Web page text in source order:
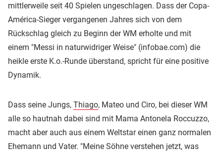
mittlerweile seit 40 Spielen ungeschlagen. Dass der Copa-
América-Sieger vergangenen Jahres sich von dem
Rückschlag gleich zu Beginn der WM erholte und mit
einem "Messi in naturwidriger Weise" (infobae.com) die
heikle erste K.o.-Runde überstand, spricht für eine positive
Dynamik.
Dass seine Jungs, Thiago, Mateo und Ciro, bei dieser WM
alle so hautnah dabei sind mit Mama Antonela Roccuzzo,
macht aber auch aus einem Weltstar einen ganz normalen
Ehemann und Vater. "Meine Söhne verstehen jetzt, was